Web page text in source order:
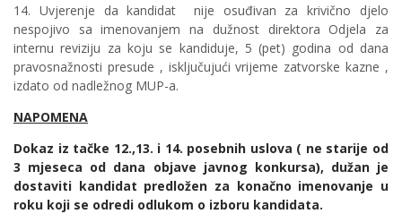
14. Uvjerenje da kandidat nije osuđivan za krivično djelo
nespojivo sa imenovanjem na dužnost direktora Odjela za
internu reviziju za koju se kandiduje, 5 (pet) godina od dana
pravosnažnosti presude , isključujući vrijeme zatvorske kazne ,
izdato od nadležnog MUP-a.
NAPOMENA
Dokaz iz tačke 12.,13. i 14. posebnih uslova ( ne starije od
3 mjeseca od dana objave javnog konkursa), dužan je
dostaviti kandidat predložen za konačno imenovanje u
roku koji se odredi odlukom o izboru kandidata.